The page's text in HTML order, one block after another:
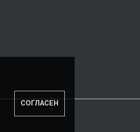
СОГЛАСЕН